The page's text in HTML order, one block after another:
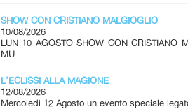
SHOW CON CRISTIANO MALGIOGLIO
10/08/2026
LUN 10 AGOSTO SHOW CON CRISTIANO
MU...
L'ECLISSI ALLA MAGIONE
12/08/2026
Mercoledì 12 Agosto un evento speciale